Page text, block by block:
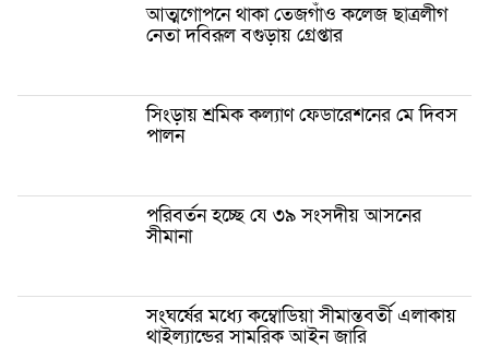
আত্মগোপনে থাকা তেজগাঁও কলেজ ছাত্রলীগ
নেতা দবিরূল বগুড়ায় গ্রেপ্তার
সিংড়ায় শ্রমিক কল্যাণ ফেডারেশনের মে দিবস
পালন
পরিবর্তন হচ্ছে যে ৩৯ সংসদীয় আসনের
সীমানা
সংঘর্ষের মধ্যে কম্বোডিয়া সীমান্তবর্তী এলাকায়
থাইল্যান্ডের সামরিক আইন জারি